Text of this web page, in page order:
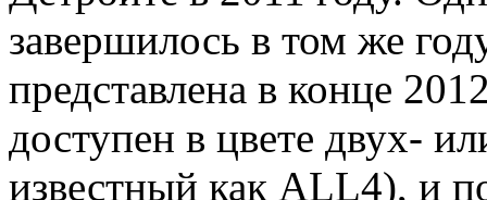
завершилось в том же
представлена ​​в конце
доступен в цвете двух-
известный как ALL4), и